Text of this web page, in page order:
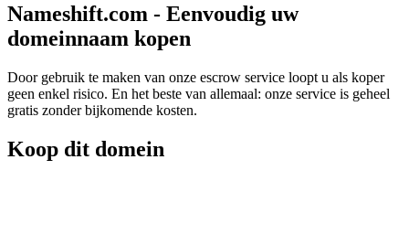
Nameshift.com - Eenvoudig uw
domeinnaam kopen
Door gebruik te maken van onze escrow service loopt u als koper
geen enkel risico. En het beste van allemaal: onze service is geheel
gratis zonder bijkomende kosten.
Koop dit domein